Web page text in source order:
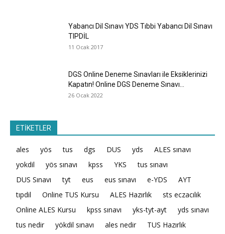
Yabancı Dil Sınavı YDS Tıbbi Yabancı Dil Sınavı
TIPDİL
11 Ocak 2017
DGS Online Deneme Sınavları ile Eksiklerinizi
Kapatın! Online DGS Deneme Sınavı...
26 Ocak 2022
ETİKETLER
ales yös tus dgs DUS yds
ALES sınavı
yokdil
yös sınavı kpss YKS
tus sınavı
DUS Sınavı
tyt eus eus sınavı e-YDS
AYT
tıpdil
Online TUS Kursu ALES Hazırlık
sts eczacılık
Online ALES Kursu
kpss sınavı yks-tyt-ayt
yds sınavı
tus nedir
yökdil sınavı ales nedir
TUS Hazırlık